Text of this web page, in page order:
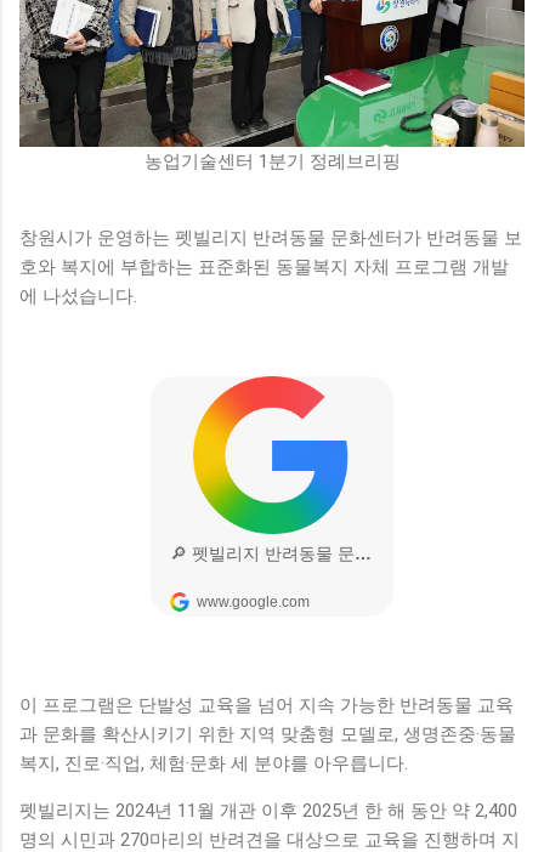
농업기술센터 1분기 정례브리핑
창원시가 운영하는 펫빌리지 반려동물 문화센터가 반려동물 보
호와 복지에 부합하는 표준화된 동물복지 자체 프로그램 개발
에 나섰습니다.
이 프로그램은 단발성 교육을 넘어 지속 가능한 반려동물 교육
과 문화를 확산시키기 위한 지역 맞춤형 모델로, 생명존중·동물
복지, 진로·직업, 체험·문화 세 분야를 아우릅니다.
펫빌리지는 2024년 11월 개관 이후 2025년 한 해 동안 약 2,400
명의 시민과 270마리의 반려견을 대상으로 교육을 진행하며 지